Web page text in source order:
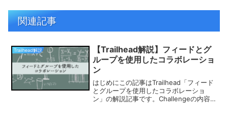
関連記事
Trailhead解説
【Trailhead解説】フィードとグ
ループを使用したコラボレーショ
ン
はじめにこの記事はTrailhead「フィード
とグループを使用したコラボレーショ
ン」の解説記事です。Challengeの内容